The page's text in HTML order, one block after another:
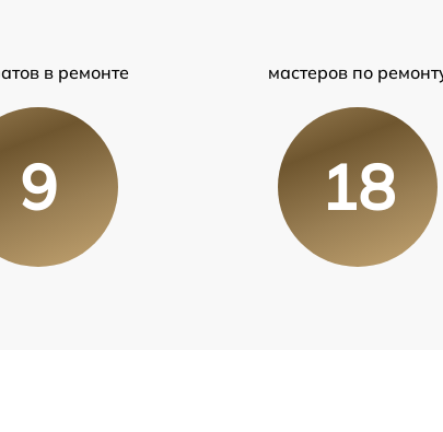
в ремонте
9
мастеров по
18